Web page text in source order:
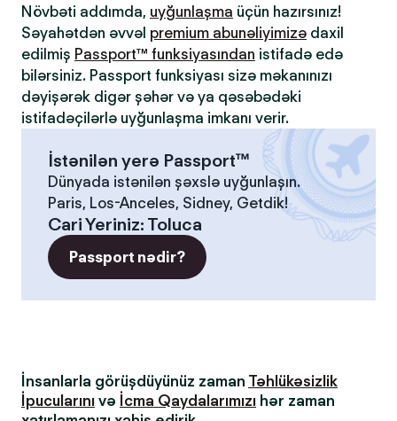
Növbəti addımda, uyğunlaşma üçün hazırsınız!
Səyahətdən əvvəl premium abunəliyimizə daxil
edilmiş Passport™ funksiyasından istifadə edə
bilərsiniz. Passport funksiyası sizə məkanınızı
dəyişərək digər şəhər və ya qəsəbədəki
istifadəçilərlə uyğunlaşma imkanı verir.
İstənilən yerə Passport™
Dünyada istənilən şəxslə uyğunlaşın.
Paris, Los-Anceles, Sidney, Getdik!
Cari Yeriniz: Toluca
Passport nədir?
İnsanlarla görüşdüyünüz zaman Təhlükəsizlik
İpucularını və İcma Qaydalarımızı hər zaman